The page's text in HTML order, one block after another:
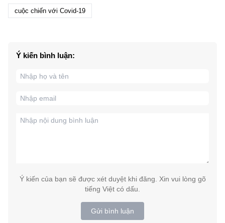
cuộc chiến với Covid-19
Ý kiến bình luận:
Ý kiến của bạn sẽ được xét duyệt khi đăng. Xin vui lòng gõ
tiếng Việt có dấu.
Gửi bình luận